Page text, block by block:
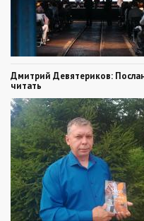
Дмитрий Девятериков:
читать